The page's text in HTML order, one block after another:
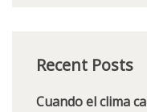
Recent Posts
Cuando el clima